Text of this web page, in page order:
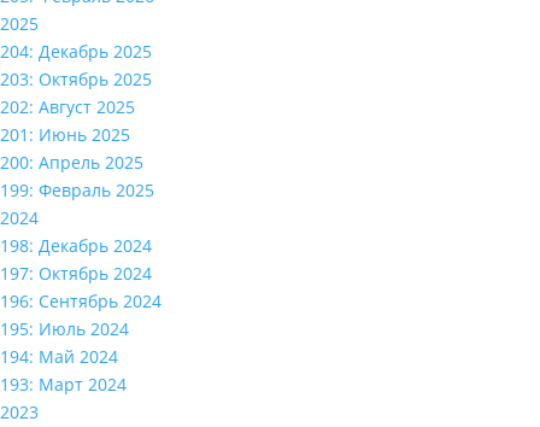
2025
204: Декабрь 2025
203: Октябрь 2025
202: Август 2025
201: Июнь 2025
200: Апрель 2025
199: Февраль 2025
2024
198: Декабрь 2024
197: Октябрь 2024
196: Сентябрь 2024
195: Июль 2024
194: Май 2024
193: Март 2024
2023